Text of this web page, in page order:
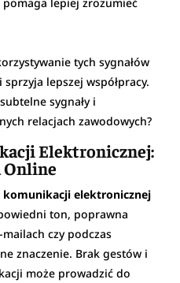
tych sygnałów
lepszej współpracy.
sygnały i
relacjach zawodowych?
Elektronicznej:
Online
elektronicznej
ton, poprawna
czy podczas
znaczenie. Brak gestów i
może prowadzić do